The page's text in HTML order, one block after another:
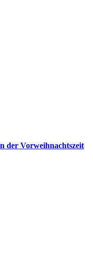
der Vorweihnachtszeit